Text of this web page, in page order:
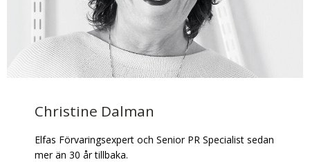
Christine Dalman
Elfas Förvaringsexpert och Senior PR Specialist sedan
mer än 30 år tillbaka.